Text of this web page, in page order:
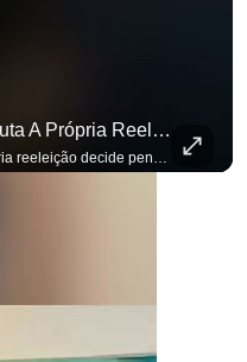
Um Presidente Que Não Disputa A Própria Reeleição Decide Pensando Em Quem Vem Depois.
Um presidente que não disputa a própria reeleição decide pensando em quem vem depois. Foi assim que Flávio Bolsonaro defendeu a PEC do fim da reeleição, primeira das medidas que citou para o ambiente de negócios. Se você busca informação com credibilidade, inscreva-se agora e ative o